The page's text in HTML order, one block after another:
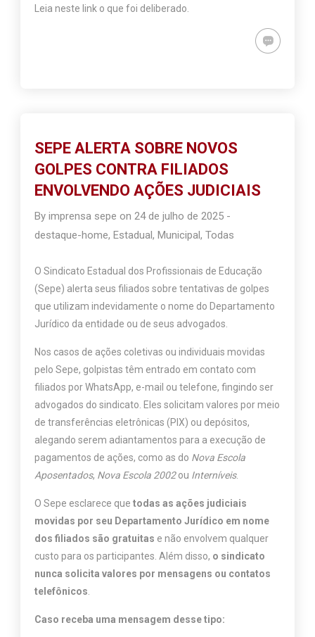
Leia neste link o que foi deliberado.
SEPE ALERTA SOBRE NOVOS
GOLPES CONTRA FILIADOS
ENVOLVENDO AÇÕES JUDICIAIS
Byimprensa sepe on24 de julho de 2025 -
destaque-home,Estadual,Municipal,Todas
O Sindicato Estadual dos Profissionais de Educação
(Sepe) alerta seus filiados sobre tentativas de golpes
que utilizam indevidamente o nome do Departamento
Jurídico da entidade ou de seus advogados.
Nos casos de ações coletivas ou individuais movidas
pelo Sepe, golpistas têm entrado em contato com
filiados por WhatsApp, e-mail ou telefone, fingindo ser
advogados do sindicato. Eles solicitam valores por meio
de transferências eletrônicas (PIX) ou depósitos,
alegando serem adiantamentos para a execução de
pagamentos de ações, como as do Nova Escola
Aposentados, Nova Escola 2002ou Interníveis.
O Sepe esclarece quetodas as ações judiciais
movidas por seu Departamento Jurídico em nome
dos filiados são gratuitas e não envolvem qualquer
custo para os participantes. Além disso, o sindicato
nunca solicita valores por mensagens ou contatos
telefônicos
Caso receba uma mensagem desse tipo: